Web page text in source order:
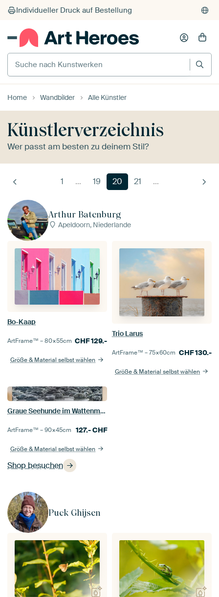
Individueller Druck auf Bestellung
Suche nach Kunstwerken
Home Wandbilder Alle Künstler
Künstlerverzeichnis
Wer passt am besten zu deinem Stil?
1 … 19 20 21 …
Arthur Batenburg
Apeldoorn, Niederlande
Shop besuchen
Bo-Kaap
ArtFrame™ –80×55cm CHF129.-
Größe & Material selbst wählen
Trio Larus
ArtFrame™ –75×60cm CHF130.-
Größe & Material selbst wählen
Graue Seehunde im Wattenmeer
ArtFrame™ –90×45cm 127.-CHF
Größe & Material selbst wählen
Puck Ghijsen